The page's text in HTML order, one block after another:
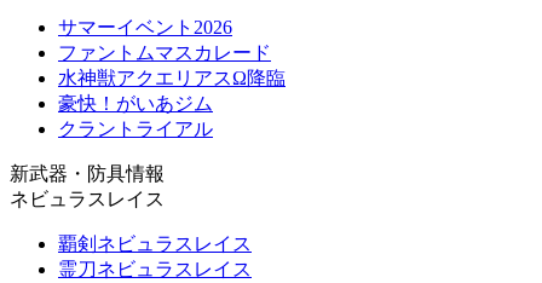
サマーイベント2026
ファントムマスカレード
水神獣アクエリアスΩ降臨
豪快！がいあジム
クラントライアル
新武器・防具情報
ネビュラスレイス
覇剣ネビュラスレイス
霊刀ネビュラスレイス